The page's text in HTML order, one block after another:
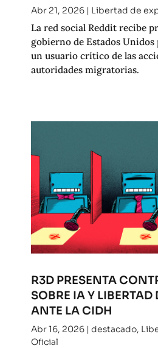
Abr 21, 2026| Libertad de
La red social Reddit recibe
gobierno de Estados
un usuario crítico de las
autoridades migratorias.
R3D PRESENTA
SOBRE IA Y LIBERTAD
ANTE LA CIDH
Abr 16, 2026| destacado,
Oficial